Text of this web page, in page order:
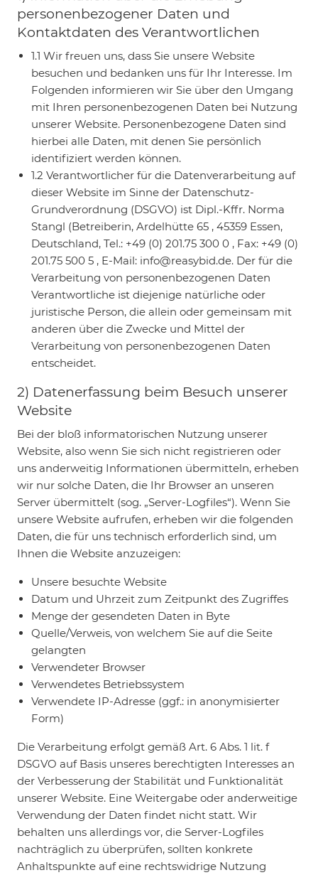
personenbezogener Daten und
Kontaktdaten des Verantwortlichen
1.1 Wir freuen uns, dass Sie unsere Website
besuchen und bedanken uns für Ihr Interesse. Im
Folgenden informieren wir Sie über den Umgang
mit Ihren personenbezogenen Daten bei Nutzung
unserer Website. Personenbezogene Daten sind
hierbei alle Daten, mit denen Sie persönlich
identifiziert werden können.
1.2 Verantwortlicher für die Datenverarbeitung auf
dieser Website im Sinne der Datenschutz-
Grundverordnung (DSGVO) ist Dipl.-Kffr. Norma
Stangl (Betreiberin, Ardelhütte 65 , 45359 Essen,
Deutschland, Tel.: +49 (0) 201.75 300 0 , Fax: +49 (0)
201.75 500 5 , E-Mail: info@reasybid.de. Der für die
Verarbeitung von personenbezogenen Daten
Verantwortliche ist diejenige natürliche oder
juristische Person, die allein oder gemeinsam mit
anderen über die Zwecke und Mittel der
Verarbeitung von personenbezogenen Daten
entscheidet.
2) Datenerfassung beim Besuch unserer
Website
Bei der bloß informatorischen Nutzung unserer
Website, also wenn Sie sich nicht registrieren oder
uns anderweitig Informationen übermitteln, erheben
wir nur solche Daten, die Ihr Browser an unseren
Server übermittelt (sog. „Server-Logfiles“). Wenn Sie
unsere Website aufrufen, erheben wir die folgenden
Daten, die für uns technisch erforderlich sind, um
Ihnen die Website anzuzeigen:
Unsere besuchte Website
Datum und Uhrzeit zum Zeitpunkt des Zugriffes
Menge der gesendeten Daten in Byte
Quelle/Verweis, von welchem Sie auf die Seite
gelangten
Verwendeter Browser
Verwendetes Betriebssystem
Verwendete IP-Adresse (ggf.: in anonymisierter
Form)
Die Verarbeitung erfolgt gemäß Art. 6 Abs. 1 lit. f
DSGVO auf Basis unseres berechtigten Interesses an
der Verbesserung der Stabilität und Funktionalität
unserer Website. Eine Weitergabe oder anderweitige
Verwendung der Daten findet nicht statt. Wir
behalten uns allerdings vor, die Server-Logfiles
nachträglich zu überprüfen, sollten konkrete
Anhaltspunkte auf eine rechtswidrige Nutzung